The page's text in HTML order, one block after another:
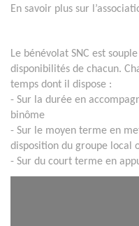
En savoir plus sur
Le bénévolat SNC est
disponibilités de chacun.
temps dont il dispose :
- Sur la durée en
binôme
- Sur le moyen terme en
disposition du groupe local
- Sur du court terme en